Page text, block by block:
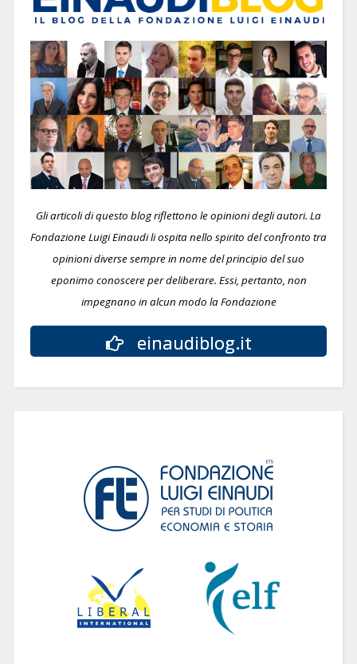
Gli articoli di questo blog riflettono le opinioni degli autori. La
Fondazione Luigi Einaudi li ospita nello spirito del confronto tra
opinioni diverse sempre in nome del principio del suo
eponimo conoscere per deliberare. Essi, pertanto, non
impegnano in alcun modo la Fondazione
einaudiblog.it